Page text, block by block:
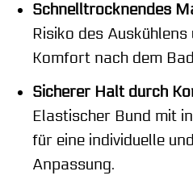
Schnelltrocknendes
Risiko des
Komfort nach dem
Sicherer Halt durch
Elastischer Bund mit
für eine individuelle
Anpassung.